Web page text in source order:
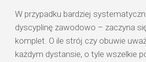
W przypadku bardziej
dyscyplinę zawodowo – zaczyna
komplet. O ile strój czy obuwie
każdym dystansie, o tyle wszelkie